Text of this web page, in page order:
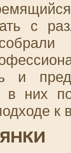
с
и
в них
к